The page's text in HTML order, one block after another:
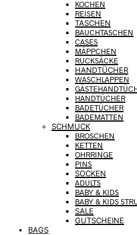
KOCHEN
REISEN
TASCHEN
BAUCHTASCHEN
CASES
MÄPPCHEN
RUCKSÄCKE
HANDTÜCHER
WASCHLAPPEN
HANDTÜCHER
BADETÜCHER
BADEMATTEN
SCHMUCK
BROSCHEN
KETTEN
OHRRINGE
PINS
SOCKEN
ADULTS
BABY & KIDS
BABY & KIDS
SALE
GUTSCHEINE
BAGS